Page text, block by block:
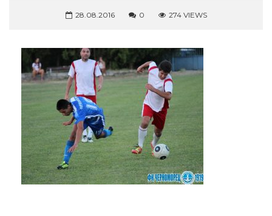
28.08.2016 0 274 VIEWS